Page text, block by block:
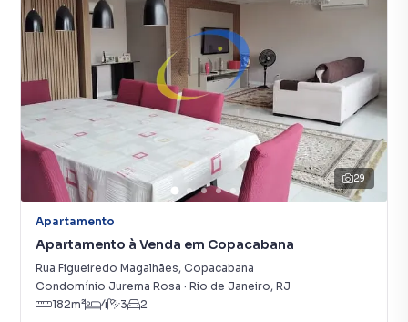
29
Apartamento
Apartamento à Venda em Copacabana
Rua Figueiredo Magalhães, Copacabana
Condomínio Jurema Rosa · Rio de Janeiro, RJ
182m² 4 3 2